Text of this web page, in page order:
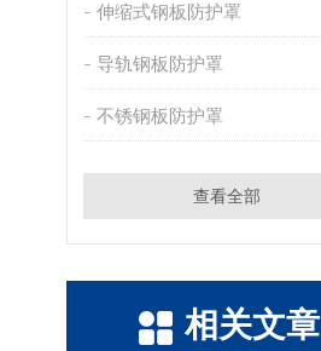
伸缩式钢板防护罩
导轨钢板防护罩
不锈钢板防护罩
查看全部
相关文章